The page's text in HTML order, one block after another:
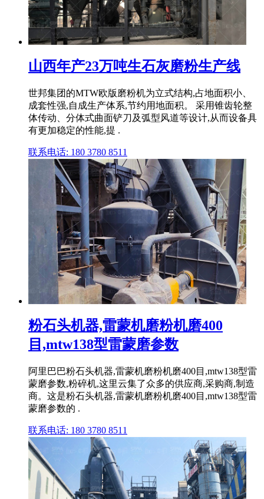
山西年产23万吨生石灰磨粉生产线
世邦集团的MTW欧版磨粉机为立式结构,占地面积小、
成套性强,自成生产体系,节约用地面积。 采用锥齿轮整
体传动、分体式曲面铲刀及弧型风道等设计,从而设备具
有更加稳定的性能,提 .
联系电话: 180 3780 8511
粉石头机器,雷蒙机磨粉机磨400
目,mtw138型雷蒙磨参数
阿里巴巴粉石头机器,雷蒙机磨粉机磨400目,mtw138型雷
蒙磨参数,粉碎机,这里云集了众多的供应商,采购商,制造
商。这是粉石头机器,雷蒙机磨粉机磨400目,mtw138型雷
蒙磨参数的 .
联系电话: 180 3780 8511